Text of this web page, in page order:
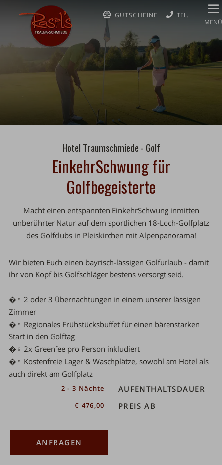
GUTSCHEINE
MENÜ
Hotel Traumschmiede - Golf
EinkehrSchwung für
Golfbegeisterte
Macht einen entspannten EinkehrSchwunginmitten
unberührter Natur auf dem sportlichen 18-Loch-Golfplatz
des Golfclubs in Pleiskirchen mit Alpenpanorama!
Wir bieten Euch einen bayrisch-lässigen Golfurlaub - damit
ihrvon Kopf bis Golfschläger bestens versorgt seid.
�️‍♀️ 2 oder 3 Übernachtungen in einem unserer lässigen
Zimmer
�️‍♀️ Regionales Frühstücksbuffet für einen bärenstarken
Start in den Golftag
�️‍♀️2x Greenfee pro Person inkludiert
�️‍♀️ Kostenfreie Lager & Waschplätze, sowohl am Hotel als
auch direkt am Golfplatz
AUFENTHALTSDAUER
2 - 3 Nächte
PREIS AB
€ 476,00
ANFRAGEN